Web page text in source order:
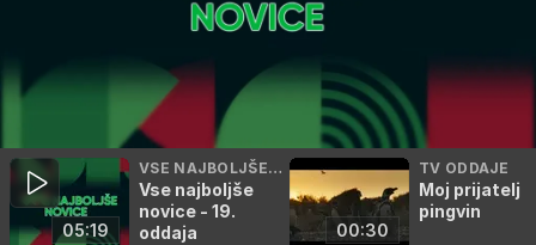
05:19
VSE NAJBOLJŠE N
OVICE
Vse najboljše
novice - 19.
oddaja
00:30
TV ODDAJE
Moj prijatelj
pingvin